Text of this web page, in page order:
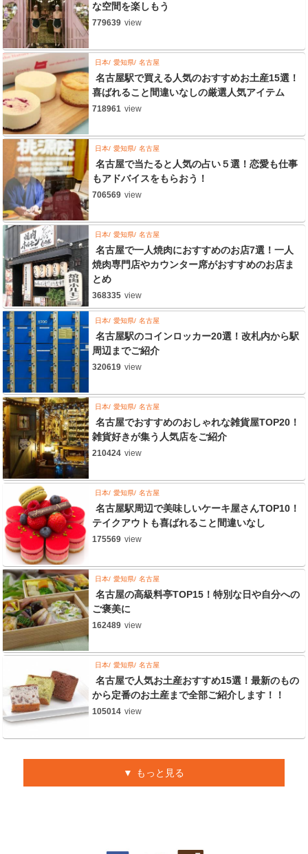
な空間を楽しもう
779639 view
日本 愛知県 名古屋
名古屋駅で買える人気のおすすめお土産15選！
喜ばれること間違いなしの厳選人気アイテム
718961 view
日本 愛知県 名古屋
名古屋で当たると人気の占い５選！恋愛も仕事
もアドバイスをもらおう！
706569 view
日本 愛知県 名古屋
名古屋で一人焼肉におすすめのお店7選！一人
焼肉専門店やカウンター席がおすすめのお店ま
とめ
368335 view
日本 愛知県 名古屋
名古屋駅のコインロッカー20選！改札内から駅
周辺までご紹介
320619 view
日本 愛知県 名古屋
名古屋でおすすめのおしゃれな雑貨屋TOP20！
雑貨好きが集う人気店をご紹介
210424 view
日本 愛知県 名古屋
名古屋駅周辺で美味しいケーキ屋さんTOP10！
テイクアウトも喜ばれること間違いなし
175569 view
日本 愛知県 名古屋
名古屋の高級料亭TOP15！特別な日や自分への
ご褒美に
162489 view
日本 愛知県 名古屋
名古屋で人気お土産おすすめ15選！最新のもの
から定番のお土産まで全部ご紹介します！！
105014 view
もっと見る